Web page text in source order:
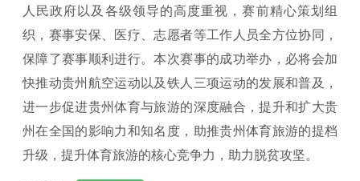
人民政府以及各级领导的高度重视，赛前精心策划组
织，赛事安保、医疗、志愿者等工作人员全方位协同，
保障了赛事顺利进行。本次赛事的成功举办，必将会加
快推动贵州航空运动以及铁人三项运动的发展和普及，
进一步促进贵州体育与旅游的深度融合，提升和扩大贵
州在全国的影响力和知名度，助推贵州体育旅游的提档
升级，提升体育旅游的核心竞争力，助力脱贫攻坚。